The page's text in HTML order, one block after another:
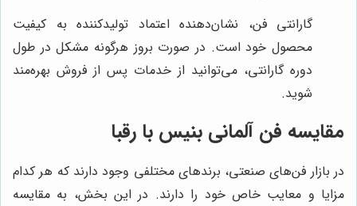
گارانتی فن، نشان‌دهنده اعتماد تولیدکننده به کیفیت
محصول خود است. در صورت بروز هرگونه مشکل در طول
دوره گارانتی، می‌توانید از خدمات پس از فروش بهره‌مند
شوید.
مقایسه فن آلمانی بنیس با رقبا
در بازار فن‌های صنعتی، برندهای مختلفی وجود دارند که هر کدام
مزایا و معایب خاص خود را دارند. در این بخش، به مقایسه